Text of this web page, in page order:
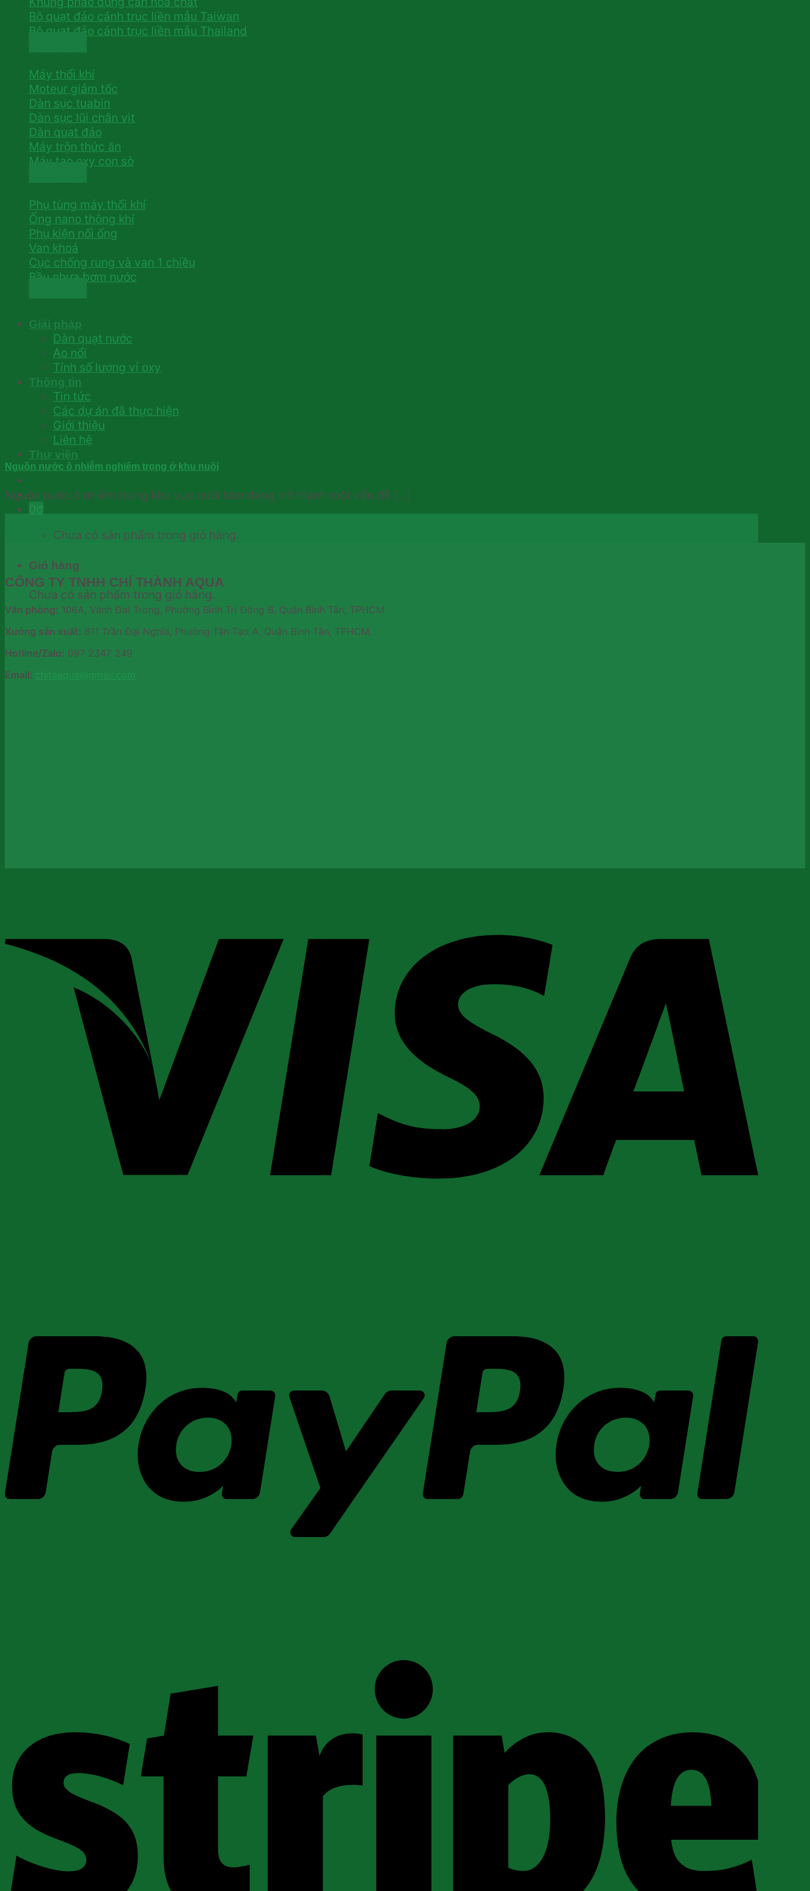
Bộ quạt đảo cánh trục liền mẫu Taiwan
Bộ quạt đảo cánh trục liền mẫu Thailand
Máy thổi khí
Moteur giảm tốc
Dàn sục tuabin
Dàn sục lũi chân vịt
Dàn quạt đảo
Máy trộn thức ăn
Máy tạo oxy con sò
Phụ tùng máy thổi khí
Ống nano thông khí
Phụ kiện nối ống
Van khoá
Cục chống rung và van 1 chiều
Bầu nhựa bơm nước
Giải pháp
Dàn quạt nước
Ao nổi
Tính số lượng vỉ oxy
Thông tin
Tin tức
Các dự án đã thực hiện
Giới thiệu
Liên hệ
Chưa có sản phẩm trong giỏ hàng.
Giỏ hàng
Chưa có sản phẩm trong giỏ hàng.
Nguồn nước ô nhiễm nghiêm trọng ở khu nuôi
Nguồn nước ô nhiễm trong khu vực nuôi tôm đang trở thành một vấn đề [...]
CÔNG TY TNHH CHÍ THÀNH AQUA
Văn phòng: 106A, Vành Đai Trong, Phường Bình Trị Đông B, Quận Bình Tân, TPHCM.
Xưởng sản xuất: 611 Trần Đại Nghĩa, Phường Tân Tạo A, Quận Bình Tân, TPHCM.
Hotline/Zalo: 097 2347 249
Email: